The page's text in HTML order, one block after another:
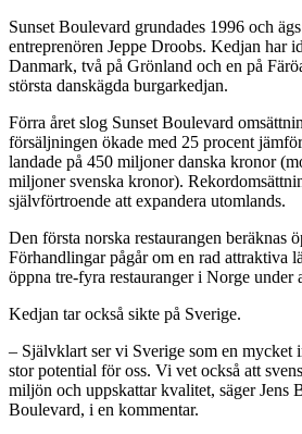
Sunset Boulevard grundades 1996 och
entreprenören Jeppe Droobs. Kedjan har
Danmark, två på Grönland och en på
största danskägda burgarkedjan.
Förra året slog Sunset Boulevard
försäljningen ökade med 25 procent
landade på 450 miljoner danska kronor
miljoner svenska kronor).
självförtroende att expandera utomlands.
Den första norska restaurangen beräknas
Förhandlingar pågår om en rad attraktiva
öppna tre-fyra restauranger i Norge under
Kedjan tar också sikte på Sverige.
– Självklart ser vi Sverige som en mycket
stor potential för oss. Vi vet också att
miljön och uppskattar kvalitet, säger Jens
Boulevard, i en kommentar.